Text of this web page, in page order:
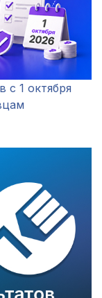
с 1 октября